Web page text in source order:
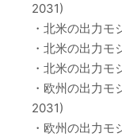
2031)
・北米の出力
・北米の出力
・北米の出力
・欧州の出力
2031)
・欧州の出力